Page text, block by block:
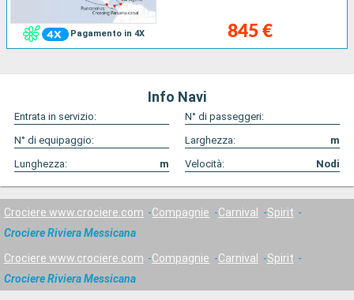
Pagamento in 4X 845 €
Info Navi
Entrata in servizio:
N° di passeggeri:
N° di equipaggio:
Larghezza:
m
Lunghezza:
m Velocità: Nodi
Crociere www.crociere.com Compagnie Carnival
Spirit
Crociere Riviera Messicana
Crociere www.crociere.com Compagnie Carnival
Spirit
Crociere Riviera Messicana